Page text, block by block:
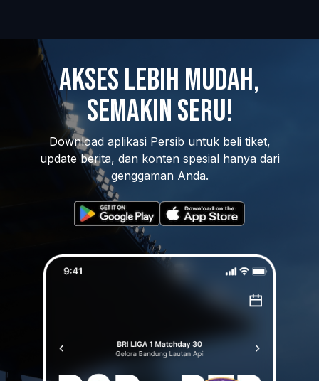
Akses Lebih Mudah,
Semakin Seru!
Download aplikasi Persib untuk beli tiket,
update berita, dan konten spesial hanya dari
genggaman Anda.